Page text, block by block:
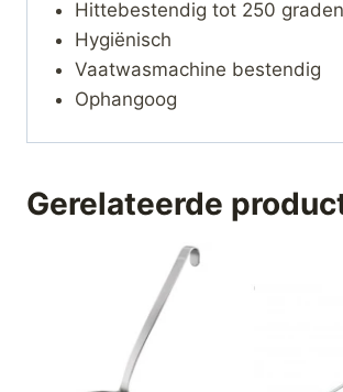
Hittebestendig tot 250 graden
Hygiënisch
Vaatwasmachine bestendig
Ophangoog
Gerelateerde